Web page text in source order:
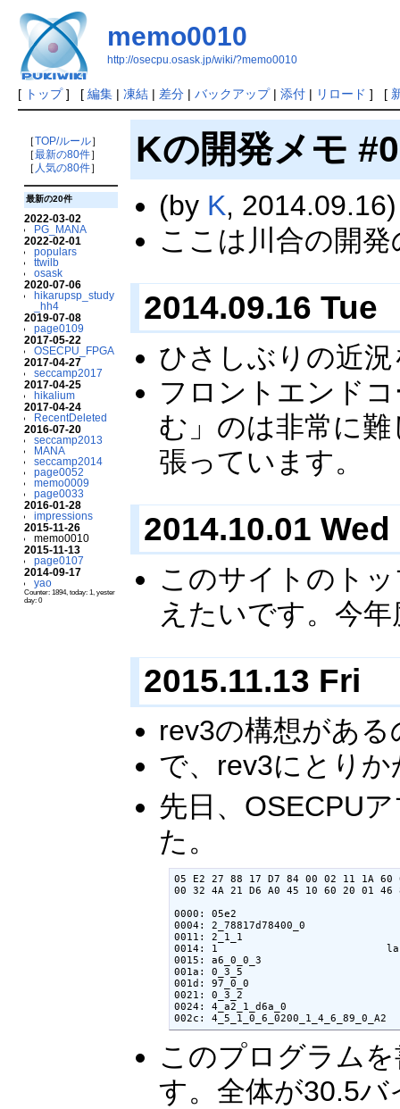
memo0010
http://osecpu.osask.jp/wiki/?memo0010
[ トップ] [ 編集| 凍結| 差分| バックアップ| 添付| リロード ] [
［TOP/ルール］
［最新の80件］
［ 人気の80件］
最新の20件
2022-03-02
PG_MANA
2022-02-01
populars
ttwilb
osask
2020-07-06
hikarupsp_study
_hh4
2019-07-08
page0109
2017-05-22
OSECPU_FPGA
2017-04-27
seccamp2017
2017-04-25
hikalium
2017-04-24
RecentDeleted
2016-07-20
seccamp2013
MANA
seccamp2014
page0052
memo0009
page0033
2016-01-28
impressions
2015-11-26
memo0010
2015-11-13
page0107
2014-09-17
yao
Counter: 1894, today: 1, yester
day: 0
Kの開発メモ
(by K, 2014.09.16)
ここは川合の開
2014.09.16 Tue
ひさしぶりの近況
フロントエンド
む」のは非常に
張っています。
2014.10.01 Wed
このサイトのト
えたいです。今
2015.11.13 Fri
rev3の構想があ
で、rev3にとり
先日、OSECPU
た。
05 E2 27 88 17 D7 84 00 02 11 1A 60
00 32 4A 21 D6 A0 45 10 60 20 01 46
0000: 05e2                            バイ
0004: 2_78817d78400_0
0011: 2_1_1
0014: 1
0015: a6_0_0_3
001a: 0_3_5
001d: 97_0_0
0021: 0_3_2
0024: 4_a2_1_d6a_0
002c: 4_5_1_0_6_0200_1_4_6_89_0_A2
このプログラム
す。全体が30.5